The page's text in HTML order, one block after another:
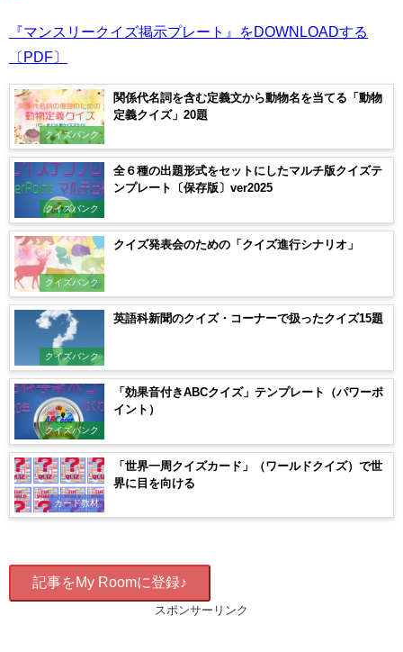
『マンスリークイズ掲示プレート』をDOWNLOADする
〔PDF〕
クイズバンク
関係代名詞を含む定義文から動物名を当てる「動物
定義クイズ」20題
クイズバンク
全６種の出題形式をセットにしたマルチ版クイズテ
ンプレート〔保存版〕ver2025
クイズバンク
クイズ発表会のための「クイズ進行シナリオ」
クイズバンク
英語科新聞のクイズ・コーナーで扱ったクイズ15題
クイズバンク
「効果音付きABCクイズ」テンプレート（パワーポ
イント）
カード教材
「世界一周クイズカード」（ワールドクイズ）で世
界に目を向ける
記事をMy Roomに登録♪
スポンサーリンク